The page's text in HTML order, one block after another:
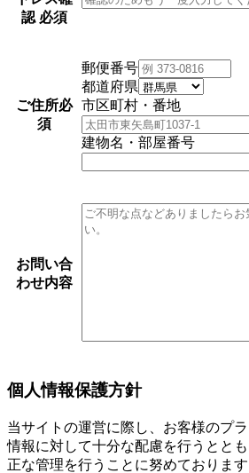
認 必須
ご住所必
須
郵便番号
都道府県
市区町村・番地
建物名・部屋番号
お問い合
わせ内容
個人情報保護方針
当サイトの運営に際し、お客様のプ
情報に対して十分な配慮を行うとと
正な管理を行うことに努めております